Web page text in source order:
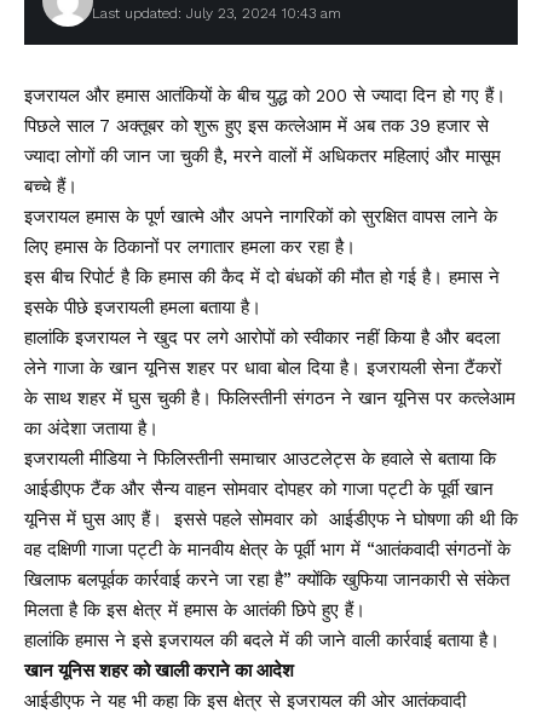
Last updated: July 23, 2024 10:43 am
इजरायल और हमास आतंकियों के बीच युद्ध को 200 से ज्यादा दिन हो गए हैं।
पिछले साल 7 अक्तूबर को शुरू हुए इस कत्लेआम में अब तक 39 हजार से
ज्यादा लोगों की जान जा चुकी है, मरने वालों में अधिकतर महिलाएं और मासूम
बच्चे हैं।
इजरायल हमास के पूर्ण खात्मे और अपने नागरिकों को सुरक्षित वापस लाने के
लिए हमास के ठिकानों पर लगातार हमला कर रहा है।
इस बीच रिपोर्ट है कि हमास की कैद में दो बंधकों की मौत हो गई है। हमास ने
इसके पीछे इजरायली हमला बताया है।
हालांकि इजरायल ने खुद पर लगे आरोपों को स्वीकार नहीं किया है और बदला
लेने गाजा के खान यूनिस शहर पर धावा बोल दिया है। इजरायली सेना टैंकरों
के साथ शहर में घुस चुकी है। फिलिस्तीनी संगठन ने खान यूनिस पर कत्लेआम
का अंदेशा जताया है।
इजरायली मीडिया ने फिलिस्तीनी समाचार आउटलेट्स के हवाले से बताया कि
आईडीएफ टैंक और सैन्य वाहन सोमवार दोपहर को गाजा पट्टी के पूर्वी खान
यूनिस में घुस आए हैं। इससे पहले सोमवार को आईडीएफ ने घोषणा की थी कि
वह दक्षिणी गाजा पट्टी के मानवीय क्षेत्र के पूर्वी भाग में “आतंकवादी संगठनों के
खिलाफ बलपूर्वक कार्रवाई करने जा रहा है” क्योंकि खुफिया जानकारी से संकेत
मिलता है कि इस क्षेत्र में हमास के आतंकी छिपे हुए हैं।
हालांकि हमास ने इसे इजरायल की बदले में की जाने वाली कार्रवाई बताया है।
खान यूनिस शहर को खाली कराने का आदेश
आईडीएफ ने यह भी कहा कि इस क्षेत्र से इजरायल की ओर आतंकवादी